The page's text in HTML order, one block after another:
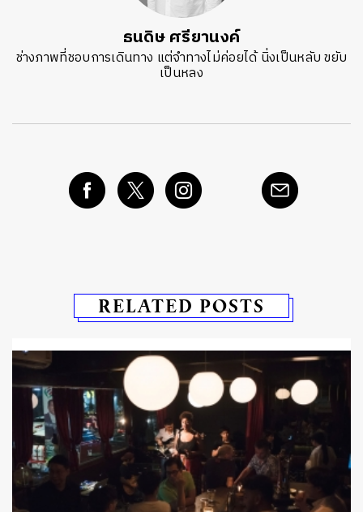
ธนดิษ​ ศรี​ยา​นงค์​
ช่างภาพที่ชอบการเดินทาง แต่จำทางไม่ค่อยได้ นิ่งเป็นหลับ ขยับ
เป็นหลง
RELATED POSTS